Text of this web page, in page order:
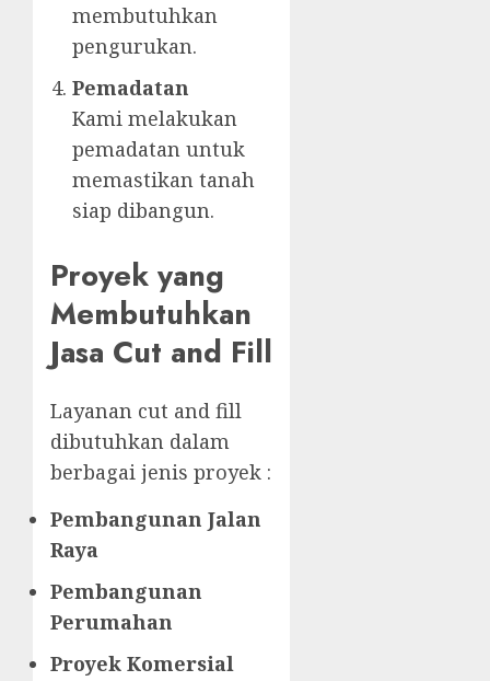
membutuhkan
pengurukan.
Pemadatan
Kami melakukan
pemadatan untuk
memastikan tanah
siap dibangun.
Proyek yang
Membutuhkan
Jasa Cut and Fill
Layanan cut and fill
dibutuhkan dalam
berbagai jenis proyek :
Pembangunan Jalan
Raya
Pembangunan
Perumahan
Proyek Komersial